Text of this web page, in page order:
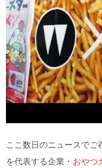
ここ数日のニュースで
を代表する企業・ おやつ